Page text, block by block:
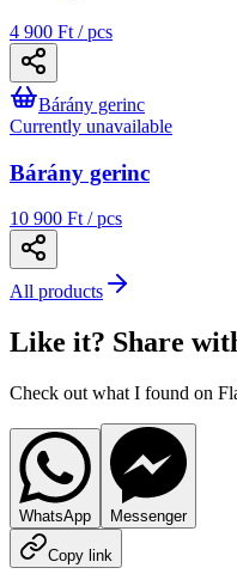
4 900 Ft / pcs
Bárány gerinc
Currently unavailable
Bárány gerinc
10 900 Ft / pcs
All products
Like it? Share
Check out what I found on
WhatsApp Messenger
Copy link